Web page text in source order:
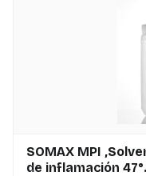
SOMAX MPI
de inflamación